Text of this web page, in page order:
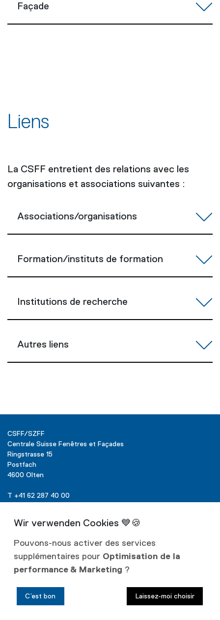
Façade
Liens
La CSFF entretient des relations avec les
organisations et associations suivantes :
Associations/organisations
Formation/instituts de formation
Institutions de recherche
Autres liens
CSFF/SZFF
Centrale Suisse Fenêtres et Façades
Ringstrasse 15
Postfach
4600 Olten
T +41 62 287 40 00
Liens
des données
Mentions
Pouvons-nous activer des services
supplémentaires pour Optimisation de la
performance & Marketing ?
Laissez-moi choisir
C’est bon